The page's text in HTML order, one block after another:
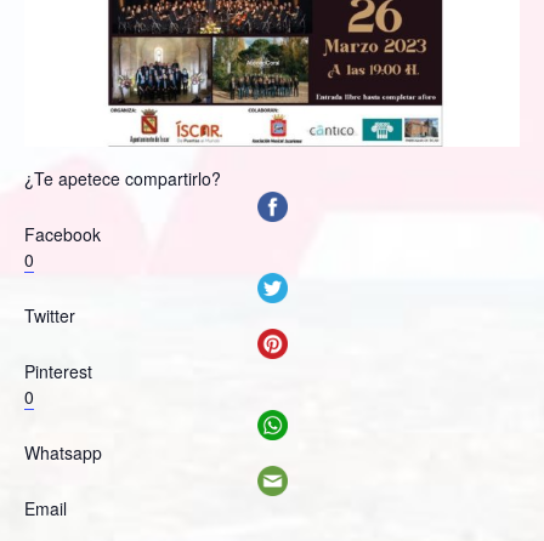
¿Te apetece compartirlo?
Facebook
0
Twitter
Pinterest
0
Whatsapp
Email